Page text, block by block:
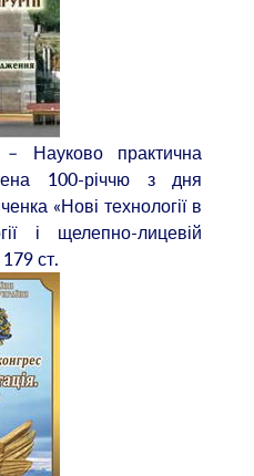
Науково практична
100-річчю з дня
«Нові технології в
і щелепно-лицевій
ст.